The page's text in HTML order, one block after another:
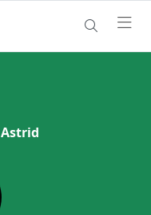
Astrid